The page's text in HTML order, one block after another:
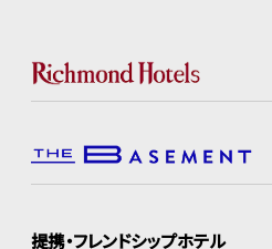
提携・フレンドシップホテル